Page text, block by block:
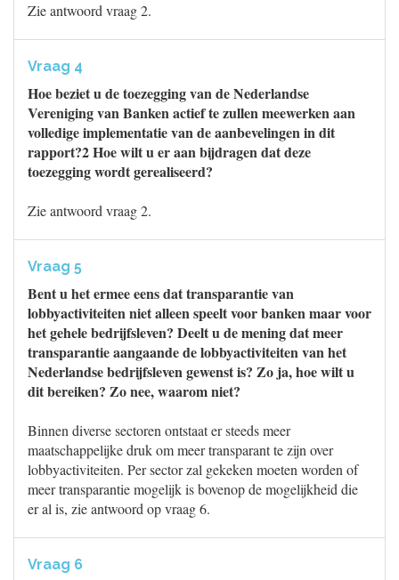
Zie antwoord vraag 2.
Vraag 4
Hoe beziet u de toezegging van de Nederlandse
Vereniging van Banken actief te zullen meewerken aan
volledige implementatie van de aanbevelingen in dit
rapport?2 Hoe wilt u er aan bijdragen dat deze
toezegging wordt gerealiseerd?
Zie antwoord vraag 2.
Vraag 5
Bent u het ermee eens dat transparantie van
lobbyactiviteiten niet alleen speelt voor banken maar voor
het gehele bedrijfsleven? Deelt u de mening dat meer
transparantie aangaande de lobbyactiviteiten van het
Nederlandse bedrijfsleven gewenst is? Zo ja, hoe wilt u
dit bereiken? Zo nee, waarom niet?
Binnen diverse sectoren ontstaat er steeds meer
maatschappelijke druk om meer transparant te zijn over
lobbyactiviteiten. Per sector zal gekeken moeten worden of
meer transparantie mogelijk is bovenop de mogelijkheid die
er al is, zie antwoord op vraag 6.
Vraag 6